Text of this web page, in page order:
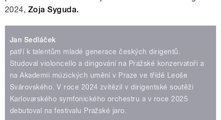
2024, Zoja Syguda.
Jan Sedláček
patří k talentům mladé generace českých dirigentů.
Studoval violoncello a dirigování na Pražské konzervatoři a
na Akademii múzických umění v Praze ve třídě Leoše
Svárovského. V roce 2024 zvítězil v dirigentské soutěži
Karlovarského symfonického orchestru a v roce 2025
debutoval na festivalu Pražské jaro.